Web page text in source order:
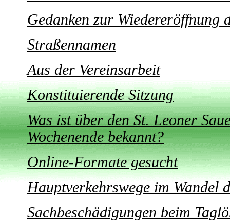
Gedanken zur Wiedereröffnung
Straßennamen
Aus der Vereinsarbeit
Konstituierende Sitzung
Was ist über den St. Leoner
Wochenende bekannt?
Online-Formate gesucht
Hauptverkehrswege im Wandel
Sachbeschädigungen beim